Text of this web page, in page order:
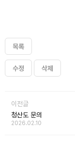
목록
수정 삭제
이전글
청산도 문의
2026.02.10